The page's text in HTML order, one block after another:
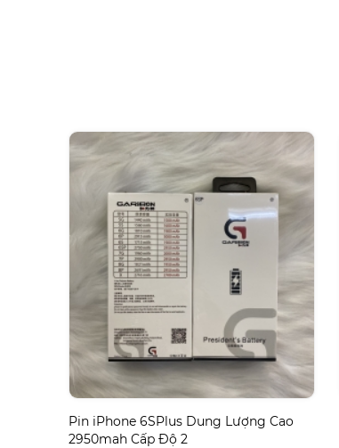
Pin iPhone 6SPlus Dung Lượng Cao
2950mah Cấp Độ 2